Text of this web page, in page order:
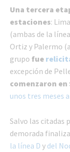
Una tercera
estaciones:
(ambas de la
Ortiz y Palermo
grupo fue
excepción de
comenzaron
unos tres meses
Salvo las citadas
demorada
la línea D y del